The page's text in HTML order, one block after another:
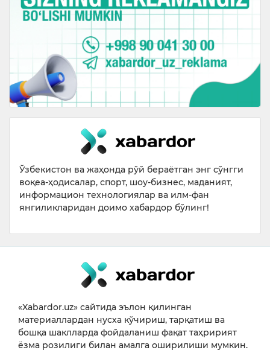
Ўзбекистон ва жаҳонда рўй бераётган энг сўнгги
воқеа-ҳодисалар, спорт, шоу-бизнес, маданият,
информацион технологиялар ва илм-фан
янгиликларидан доимо хабардор бўлинг!
«Xabardor.uz» сайтида эълон қилинган
материаллардан нусха кўчириш, тарқатиш ва
бошқа шаклларда фойдаланиш фақат таҳририят
ёзма розилиги билан амалга оширилиши мумкин.